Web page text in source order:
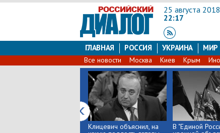
25 августа 2018
22:17
ГЛАВНАЯ РОССИЯ УКРАИНА МИР
Все новости Москва Киев Крым
Клицевич объяснил, на В "Единой